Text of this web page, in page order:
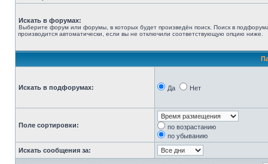
Искать в форумах:
Выберите форум или форумы, в которых будет произведён поиск. Поиск в
производится автоматически, если вы не отключили соответствующую опцию ниже.
Искать в подфорумах: Да Нет
Поле сортировки:
по возрастанию
по убыванию
Искать сообщения за: